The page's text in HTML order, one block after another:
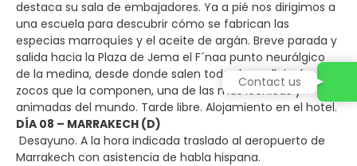
destaca su sala de embajadores. Ya a pié nos dirigimos a
una escuela para descubrir cómo se fabrican las
especias marroquíes y el aceite de argán. Breve parada y
salida hacia la Plaza de Jema el F´naa punto neurálgico
de la medina, desde donde salen todas las callejuelas y
zocos que la componen, una de las más icónicas y
animadas del mundo. Tarde libre. Alojamiento en el hotel.
DÍA 08 – MARRAKECH (D)
Desayuno. A la hora indicada traslado al aeropuerto de
Marrakech con asistencia de habla hispana.
Contact us